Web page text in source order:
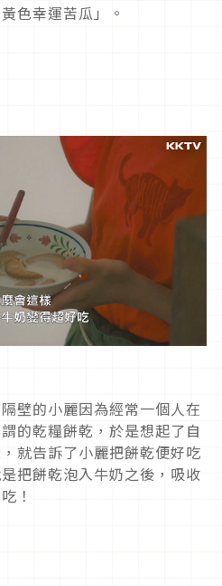
色幸運苦瓜」。
壁的小麗因為經常一個人在
的乾糧餅乾，於是想起了自
就告訴了小麗把餅乾便好吃
把餅乾泡入牛奶之後，吸收
！